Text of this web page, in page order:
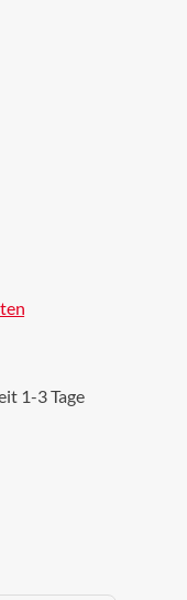
1-3 Tage